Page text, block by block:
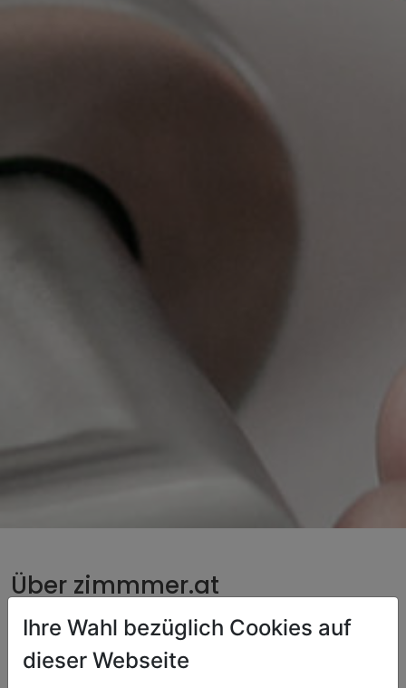
Über zimmmer.at
Ein Zuhause auf Zeit für die, die anpacken
Unser Anspruch ist simpel: Wer in Österreich hart
Ihre Wahl bezüglich Cookies auf
dieser Webseite